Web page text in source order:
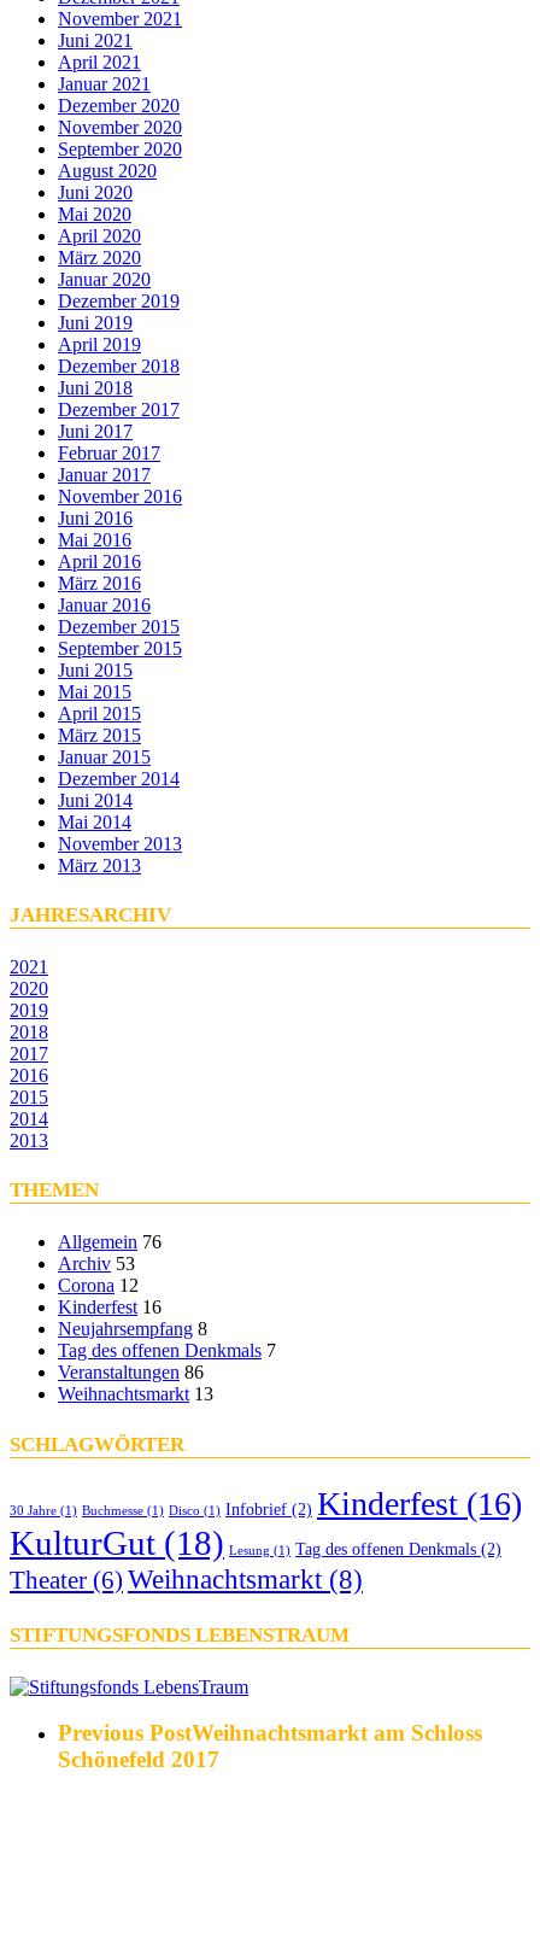
November 2021
Juni 2021
April 2021
Januar 2021
Dezember 2020
November 2020
September 2020
August 2020
Juni 2020
Mai 2020
April 2020
März 2020
Januar 2020
Dezember 2019
Juni 2019
April 2019
Dezember 2018
Juni 2018
Dezember 2017
Juni 2017
Februar 2017
Januar 2017
November 2016
Juni 2016
Mai 2016
April 2016
März 2016
Januar 2016
Dezember 2015
September 2015
Juni 2015
Mai 2015
April 2015
März 2015
Januar 2015
Dezember 2014
Juni 2014
Mai 2014
November 2013
März 2013
JAHRESARCHIV
2021
2020
2019
2018
2017
2016
2015
2014
2013
THEMEN
Allgemein 76
Archiv 53
Corona 12
Kinderfest 16
Neujahrsempfang 8
Tag des offenen Denkmals 7
Veranstaltungen 86
Weihnachtsmarkt 13
SCHLAGWÖRTER
30 Jahre (1) Buchmesse (1) Disco (1) Infobrief (2) Kinderfest (16)
KulturGut (18) Lesung (1) Tag des offenen Denkmals (2)
Theater (6) Weihnachtsmarkt(8)
STIFTUNGSFONDS LEBENSTRAUM
Previous PostWeihnachtsmarkt am Schloss
Schönefeld 2017